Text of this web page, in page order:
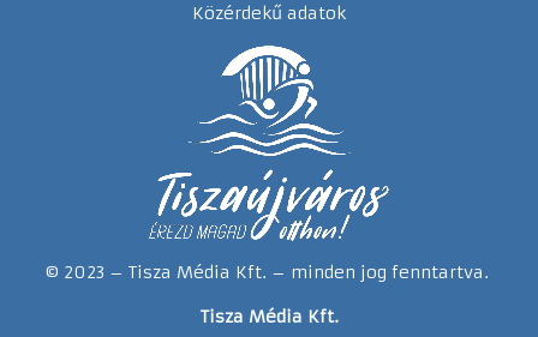
Közérdekű adatok
© 2023 – Tisza Média Kft. – minden jog fenntartva.
Tisza Média Kft.